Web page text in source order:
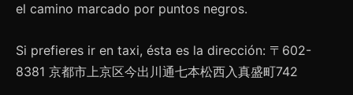
el camino marcado por puntos negros.
Si prefieres ir en taxi, ésta es la dirección: 〒602-
8381 京都市上京区今出川通七本松西入真盛町742